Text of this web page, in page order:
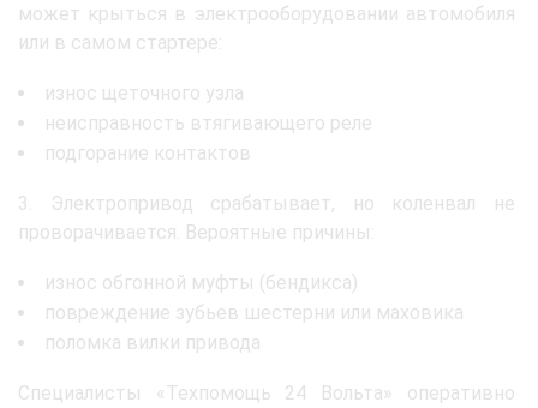
может крыться в электрооборудовании автомобиля
или в самом стартере:
износ щеточного узла
неисправность втягивающего реле
подгорание контактов
3. Электропривод срабатывает, но коленвал не
проворачивается. Вероятные причины:
износ обгонной муфты (бендикса)
повреждение зубьев шестерни или маховика
поломка вилки привода
Специалисты «Техпомощь 24 Вольта» оперативно